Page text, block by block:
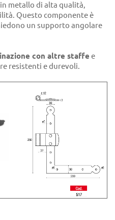
metallo di alta qualità,
Questo componente è
un supporto angolare
con altre staffe e
resistenti e durevoli.